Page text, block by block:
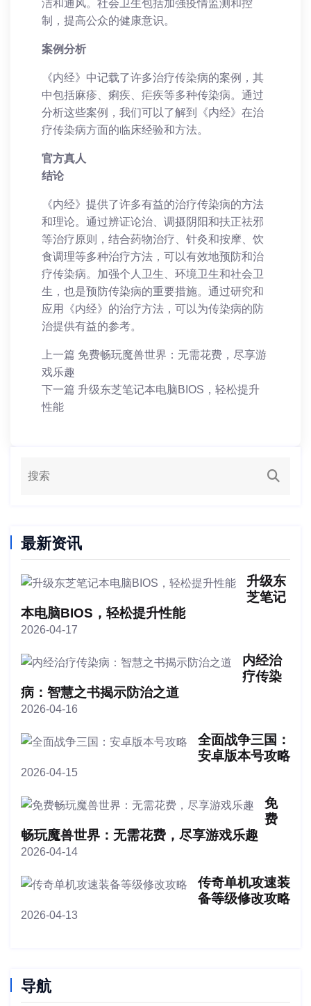
洁和通风。社会卫生包括加强疫情监测和控
制，提高公众的健康意识。
案例分析
《内经》中记载了许多治疗传染病的案例，其
中包括麻疹、痢疾、疟疾等多种传染病。通过
分析这些案例，我们可以了解到《内经》在治
疗传染病方面的临床经验和方法。
官方真人
结论
《内经》提供了许多有益的治疗传染病的方法
和理论。通过辨证论治、调摄阴阳和扶正祛邪
等治疗原则，结合药物治疗、针灸和按摩、饮
食调理等多种治疗方法，可以有效地预防和治
疗传染病。加强个人卫生、环境卫生和社会卫
生，也是预防传染病的重要措施。通过研究和
应用《内经》的治疗方法，可以为传染病的防
治提供有益的参考。
上一篇 免费畅玩魔兽世界：无需花费，尽享游
戏乐趣
下一篇 升级东芝笔记本电脑BIOS，轻松提升
性能
最新资讯
升级东
芝笔记
本电脑BIOS，轻松提升性能
2026-04-17
内经治
疗传染
病：智慧之书揭示防治之道
2026-04-16
全面战争三国：
安卓版本号攻略
2026-04-15
免
费
畅玩魔兽世界：无需花费，尽享游戏乐趣
2026-04-14
传奇单机攻速装
备等级修改攻略
2026-04-13
导航